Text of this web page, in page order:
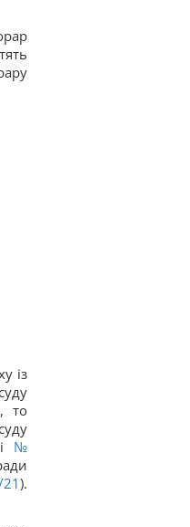
із
то
№
).